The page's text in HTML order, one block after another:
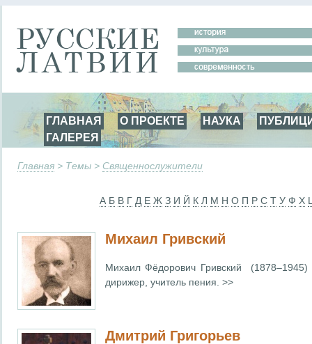
ГЛАВНАЯ О ПРОЕКТЕ НАУКА
ГАЛЕРЕЯ
Главная > Темы > Священнослужители
А Б В Г Д Е Ж З И Й К Л М Н О П Р С Т У Ф Х
Михаил Гривский
Михаил Фёдорович Гривский (1878–1945)
дирижер, учитель пения. >>
Дмитрий Григорьев